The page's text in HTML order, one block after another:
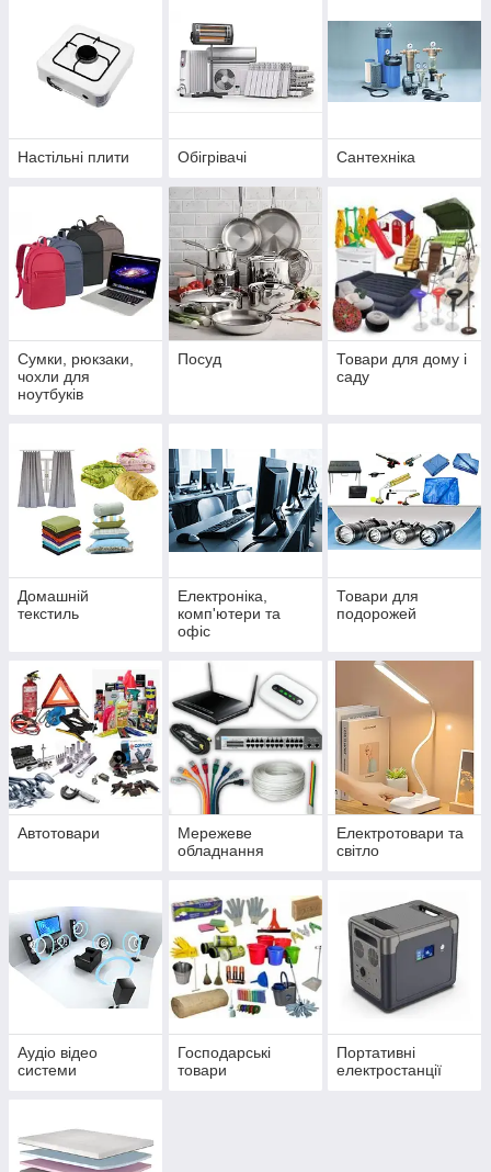
Настільні плити Обігрівачі Сантехніка
Сумки, рюкзаки,
чохли для
ноутбуків
Посуд
Товари для дому і
саду
Домашній
текстиль
Електроніка,
комп'ютери та
офіс
Товари для
подорожей
Автотовари
Мережеве
обладнання
Електротовари та
світло
Аудіо відео
системи
Господарські
товари
Портативні
електростанції